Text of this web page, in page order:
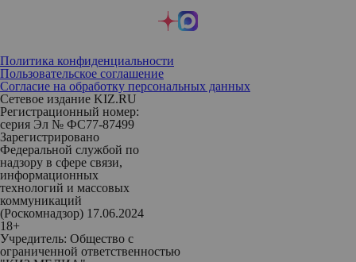
Политика конфиденциальности
Пользовательское соглашение
Согласие на обработку персональных данных
Сетевое издание KIZ.RU
Регистрационный номер:
серия Эл № ФС77-87499
Зарегистрировано
Федеральной службой по
надзору в сфере связи,
информационных
технологий и массовых
коммуникаций
(Роскомнадзор) 17.06.2024
18+
Учредитель: Общество с
ограниченной ответственностью